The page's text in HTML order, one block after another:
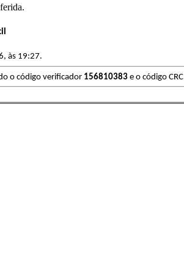
às 19:27.
o código verificador 156810383 e o código CRC